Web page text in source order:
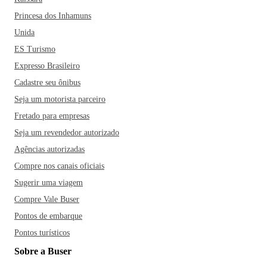
Princesa dos Inhamuns
Unida
ES Turismo
Expresso Brasileiro
Cadastre seu ônibus
Seja um motorista parceiro
Fretado para empresas
Seja um revendedor autorizado
Agências autorizadas
Compre nos canais oficiais
Sugerir uma viagem
Compre Vale Buser
Pontos de embarque
Pontos turísticos
Sobre a Buser